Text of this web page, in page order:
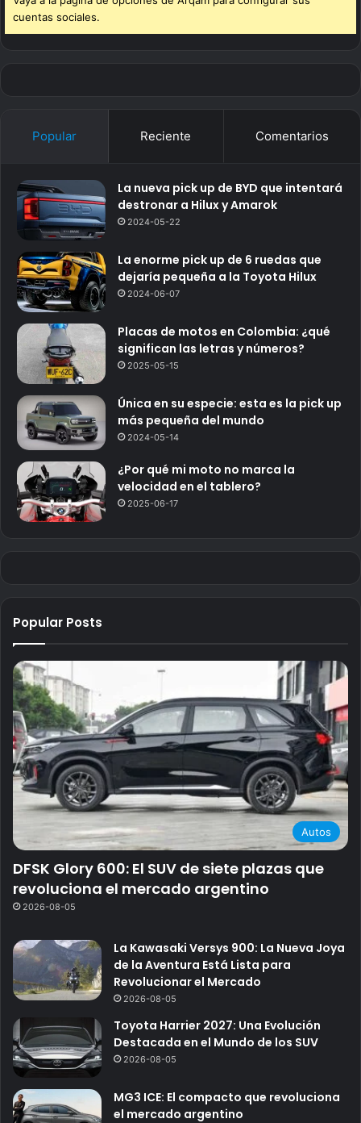
cuentas sociales.
Popular Reciente Comentarios
La nueva pick up de BYD que intentará
destronar a Hilux y Amarok
2024-05-22
La enorme pick up de 6 ruedas que
dejaría pequeña a la Toyota Hilux
2024-06-07
Placas de motos en Colombia: ¿qué
significan las letras y números?
2025-05-15
Única en su especie: esta es la pick up
más pequeña del mundo
2024-05-14
¿Por qué mi moto no marca la
velocidad en el tablero?
2025-06-17
Popular Posts
Autos
DFSK Glory 600: El SUV de siete plazas que
revoluciona el mercado argentino
2026-08-05
La Kawasaki Versys 900: La Nueva Joya
de la Aventura Está Lista para
Revolucionar el Mercado
2026-08-05
Toyota Harrier 2027: Una Evolución
Destacada en el Mundo de los SUV
2026-08-05
MG3 ICE: El compacto que revoluciona
el mercado argentino